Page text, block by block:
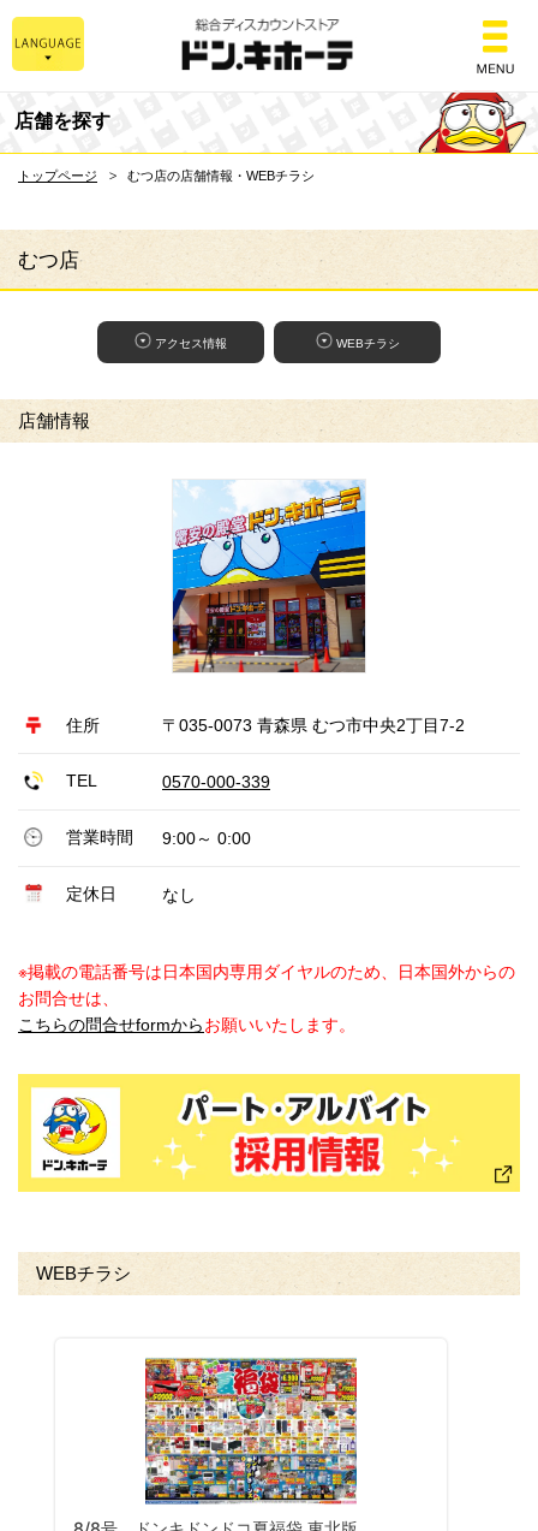
総合ディスカウント
店舗を探す
トップページ むつ店の店舗情報・WEBチラシ
むつ店
アクセス情報 WEBチラシ
店舗情報
住所 〒035-0073 青森県 むつ市中央2丁目7-2
TEL 0570-000-339
営業時間 9:00～ 0:00
定休日 なし
※掲載の電話番号は日本国内専用ダイヤルのため、日本国外からの
お問合せは、
こちらの問合せformからお願いいたします。
WEBチラシ